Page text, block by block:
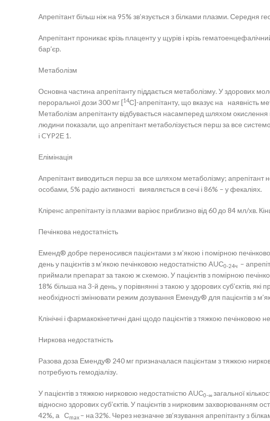
Апрепітант більш ніж на 95% зв’язується з білками плазми. Середня
Апрепітант проникає крізь плаценту у щурів і крізь
бар’єр.
Метаболізм
Основна частина апрепітанту піддається метаболізму. У здорових
пероральної дози 300 мг [14С]-апрепітанту, що вказує на наявність
Метаболізм апрепітанту відбувається насамперед шляхом окислення
людини показали, що апрепітант метаболізується перш за все
і CYP2Е 1.
Елімінація
Апрепітант виводиться перш за все шляхом метаболізму; апрепітант
особами, 5% радіо активності виявляється в сечі і 86% – у фекаліях.
Кліренс апрепітанту із плазми варіює приблизно від 60 до 84 мл/хв.
Печінкова недостатність
Еменд® добре переносився пацієнтами з м’якою і помірною
день у пацієнтів з м’якою печінковою недостатністю AUС0-24ч –
приймали препарат за такою ж схемою. У пацієнтів з помірною
18% більша на 3-й день, у порівнянні з такою у здорових суб’єктів,
необхідності змінювати режим дозування Еменду® для пацієнтів з
Клінічні і фармакокінетичні дані щодо пацієнтів з тяжкою печінковою
Ниркова недостатність
Разова доза Еменду® 240 мг призначалася пацієнтам з тяжкою
потребують гемодіалізу.
У пацієнтів з тяжкою нирковою недостатністю AUС0-∞загальної
відносно здорових суб’єктів. У пацієнтів з нирковим захворюванням
42%, а Сmax – на32%. Через незначне зв’язування апрепітанту з